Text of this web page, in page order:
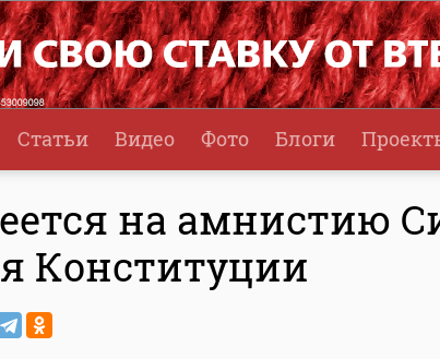
Статьи Видео Фото Блоги
на амнистию
Конституции